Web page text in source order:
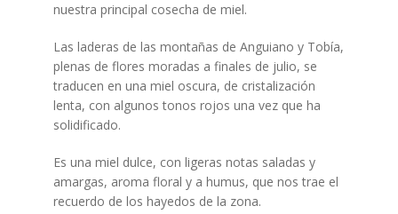
nuestra principal cosecha de miel.
Las laderas de las montañas de Anguiano y Tobía,
plenas de flores moradas a finales de julio, se
traducen en una miel oscura, de cristalización
lenta, con algunos tonos rojos una vez que ha
solidificado.
Es una miel dulce, con ligeras notas saladas y
amargas, aroma floral y a humus, que nos trae el
recuerdo de los hayedos de la zona.